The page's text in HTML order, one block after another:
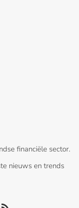
financiële sector.
nieuws en trends